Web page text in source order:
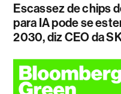
Escassez de chips
para IA pode se
2030, diz CEO da